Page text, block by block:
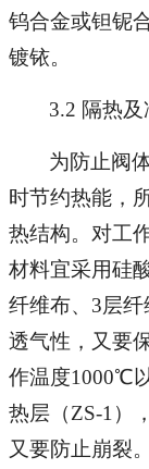
钨合金或钽铌
镀铱。
3.2 隔热
为防止阀
时节约热能，
热结构。对工
材料宜采用硅
纤维布、3层
透气性，又要
作温度1000℃
热层（ZS-1）
又要防止崩裂